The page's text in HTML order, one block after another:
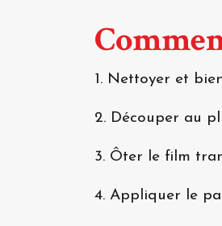
1. Nettoyer et
2. Découper au
3. Ôter le film
4. Appliquer le